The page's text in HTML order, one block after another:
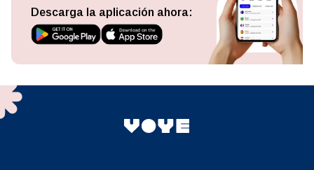
Descarga la aplicación ahora: